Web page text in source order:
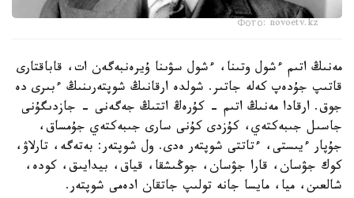
Фото: novoetv.kz
مەنىڭ اتىم ءشول وتىنا، ءشول سۋىنا ۇيرەنبەگەن ات، قاباقتارى
قاتىپ جۇدەپ كەلە جاتىر. شولدە ارقانىڭ شوپتەرىنىڭ ءبىرى دە
جوق. ارقادا مەنىڭ اتىم - كۇرەڭ اتتىڭ جەگەنى - جازدىگۇنى
جاسىل جىبەكتەي، كۇزدى كۇنى سارى جىبەكتەي جۇمساق،
جۇپار ءيىستى، ءتاتتى شوپتەر ەدى. ول شوپتەر: بەتەگە، تارلاۋ،
كوك جۋسان، قارا جۋسان، جوڭىشقا، قياق، بيدايىق، كودە،
شالعىن، ميا، مايسا جانە تولىپ جاتقان ادەمى شوپتەر.